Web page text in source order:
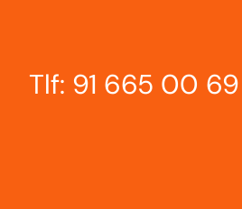
Tlf: 91 665 00 69